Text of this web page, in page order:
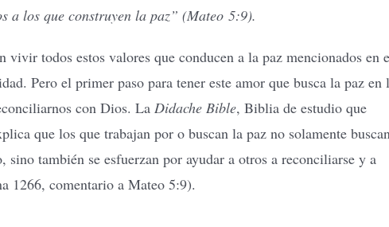
a los que construyen la paz” (Mateo 5:9).
vivir todos estos valores que conducen a la paz mencionados en
Pero el primer paso para tener este amor que busca la paz en
con Dios. La Didache Bible, Biblia de estudio que
que los que trabajan por o buscan la paz no solamente
también se esfuerzan por ayudar a otros a reconciliarse y a
1266, comentario a Mateo 5:9).